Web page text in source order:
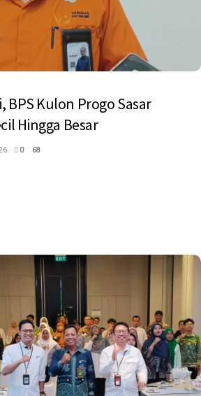
BPS Kulon Progo Sasar
Hingga Besar
0 68